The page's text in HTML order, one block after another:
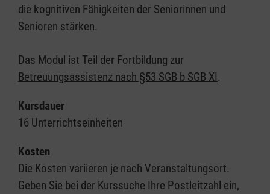
die kognitiven Fähigkeiten der Seniorinnen und
Senioren stärken.
Das Modul ist Teil der Fortbildung zur
Betreuungsassistenz nach §53 SGB b SGB XI.
Kursdauer
16 Unterrichtseinheiten
Kosten
Die Kosten variieren je nach Veranstaltungsort.
Geben Sie bei der Kurssuche Ihre Postleitzahl ein,